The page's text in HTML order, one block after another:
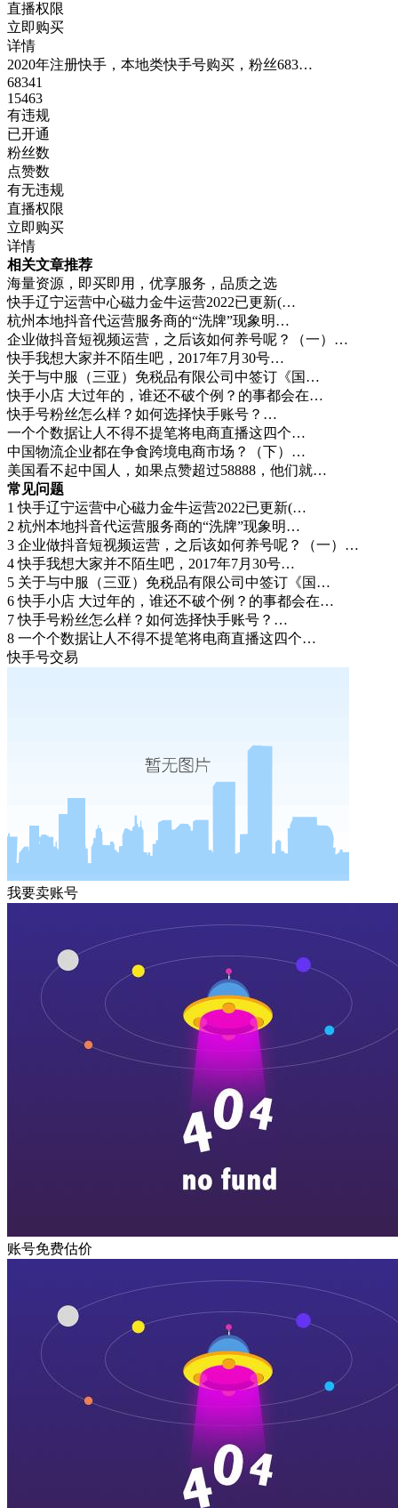
直播权限
立即购买
详情
2020年注册快手，本地类快手号购买，粉丝683…
68341
15463
有违规
已开通
粉丝数
点赞数
有无违规
直播权限
立即购买
详情
相关文章推荐
海量资源，即买即用，优享服务，品质之选
快手辽宁运营中心磁力金牛运营2022已更新(…
杭州本地抖音代运营服务商的“洗牌”现象明…
企业做抖音短视频运营，之后该如何养号呢？（一）…
快手我想大家并不陌生吧，2017年7月30号…
关于与中服（三亚）免税品有限公司中签订《国…
快手小店 大过年的，谁还不破个例？的事都会在…
快手号粉丝怎么样？如何选择快手账号？…
一个个数据让人不得不提笔将电商直播这四个…
中国物流企业都在争食跨境电商市场？（下）…
美国看不起中国人，如果点赞超过58888，他们就…
常见问题
1快手辽宁运营中心磁力金牛运营2022已更新(…
2 杭州本地抖音代运营服务商的“洗牌”现象明…
3 企业做抖音短视频运营，之后该如何养号呢？（一）…
4快手我想大家并不陌生吧，2017年7月30号…
5 关于与中服（三亚）免税品有限公司中签订《国…
6快手小店 大过年的，谁还不破个例？的事都会在…
7快手号粉丝怎么样？如何选择快手账号？…
8 一个个数据让人不得不提笔将电商直播这四个…
快手号交易
我要卖账号
账号免费估价